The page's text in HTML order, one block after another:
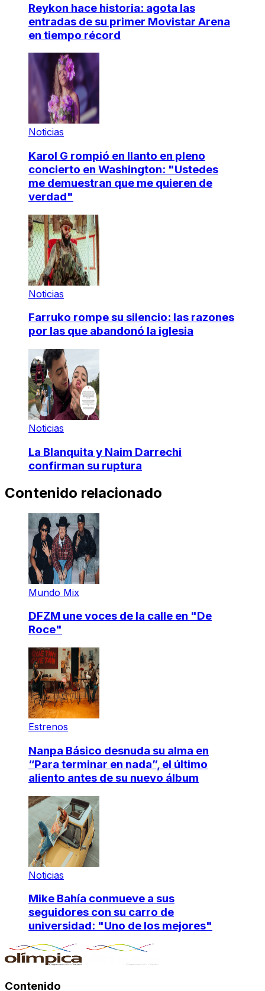
Reykon hace historia: agota las
entradas de su primer Movistar Arena
en tiempo récord
Noticias
Karol G rompió en llanto en pleno
concierto en Washington: "Ustedes
me demuestran que me quieren de
verdad"
Noticias
Farruko rompe su silencio: las razones
por las que abandonó la iglesia
Noticias
La Blanquita y Naim Darrechi
confirman su ruptura
Contenido relacionado
Mundo Mix
DFZM une voces de la calle en "De
Roce"
Estrenos
Nanpa Básico desnuda su alma en
“Para terminar en nada”, el último
aliento antes de su nuevo álbum
Noticias
Mike Bahía conmueve a sus
seguidores con su carro de
universidad: "Uno de los mejores"
Contenido